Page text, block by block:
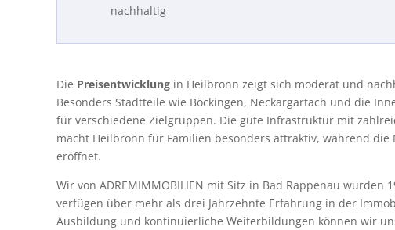
nachhaltig
Die Preisentwicklung in Heilbronn zeigt sich moderat und
Besonders Stadtteile wie Böckingen, Neckargartach und die
für verschiedene Zielgruppen. Die gute Infrastruktur mit
macht Heilbronn für Familien besonders attraktiv, während
eröffnet.
Wir von ADREMIMMOBILIEN mit Sitz in Bad Rappenau
verfügen über mehr als drei Jahrzehnte Erfahrung in der
Ausbildung und kontinuierliche Weiterbildungen können wir